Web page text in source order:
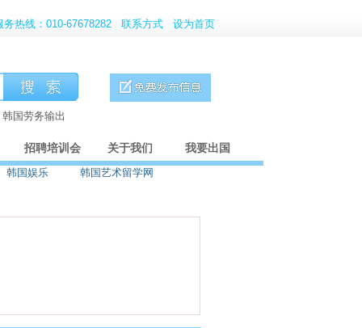
务热线：010-67678282 联系方式 设为首页
国劳务输出
招聘培训会 关于我们 我要出国
韩国娱乐 韩国艺术留学网